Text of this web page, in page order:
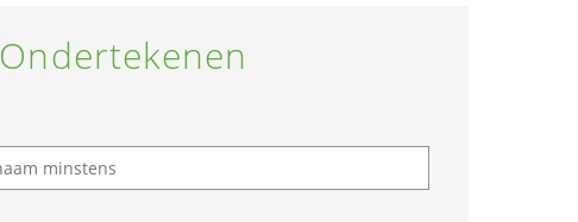
Ondertekenen